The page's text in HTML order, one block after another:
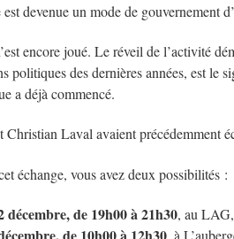
devenue un mode de gouvernement
encore joué. Le réveil de l’activité
politiques des dernières années, est le
a déjà commencé.
Christian Laval avaient précédemment
échange, vous avez deux possibilités :
décembre, de 19h00 à 21h30, au
de 10h00 à 12h30, à